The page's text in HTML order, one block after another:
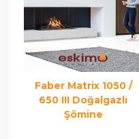
Faber Matrix 1050 /
650 III Doğalgazlı
Şömine